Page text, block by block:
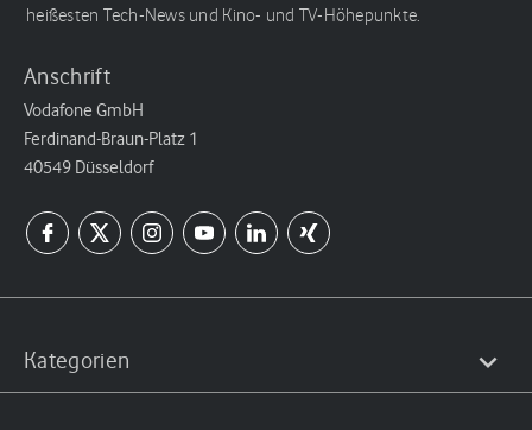
heißesten Tech-News und Kino- und TV-Höhepunkte.
Anschrift
Vodafone GmbH
Ferdinand-Braun-Platz 1
40549 Düsseldorf
Kategorien